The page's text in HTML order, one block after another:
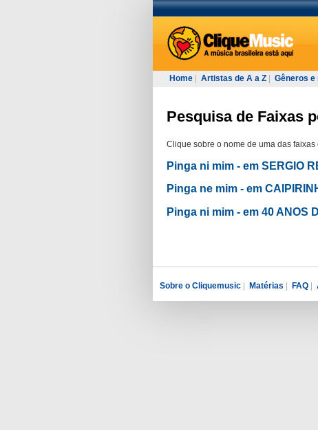
Home Artistas de A a Z Gêneros e
Pesquisa de Faixas
Clique sobre o nome de uma das
Pinga ni mim - em SERGIO
Pinga ne mim - em
Pinga ni mim - em 40 ANOS
Sobre o Cliquemusic | Matérias | FAQ |